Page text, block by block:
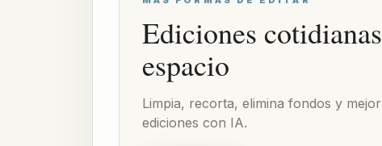
Ediciones
espacio
Limpia, recorta, elimina fondos y
ediciones con IA.